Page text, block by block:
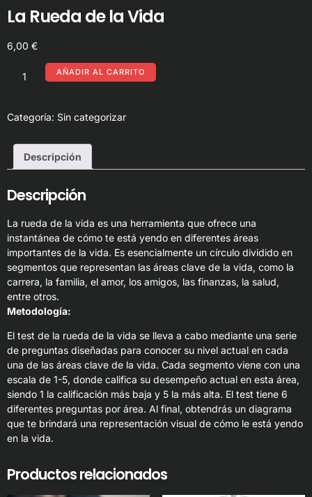
La Rueda de la Vida
6,00 €
AÑADIR AL CARRITO
Categoría: Sin categorizar
Descripción
Descripción
La rueda de la vida es una herramienta que ofrece una
instantánea de cómo te está yendo en diferentes áreas
importantes de la vida. Es esencialmente un círculo dividido en
segmentos que representan las áreas clave de la vida, como la
carrera, la familia, el amor, los amigos, las finanzas, la salud,
entre otros.
Metodología:
El test de la rueda de la vida se lleva a cabo mediante una serie
de preguntas diseñadas para conocer su nivel actual en cada
una de las áreas clave de la vida. Cada segmento viene con una
escala de 1-5, donde califica su desempeño actual en esta área,
siendo 1 la calificación más baja y 5 la más alta. El test tiene 6
diferentes preguntas por área. Al final, obtendrás un diagrama
que te brindará una representación visual de cómo le está yendo
en la vida.
Productos relacionados